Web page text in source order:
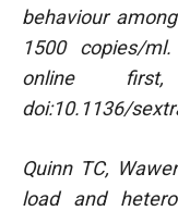
behaviour
1500 copies/ml.
online
doi:10.1136/
Quinn TC,
load and